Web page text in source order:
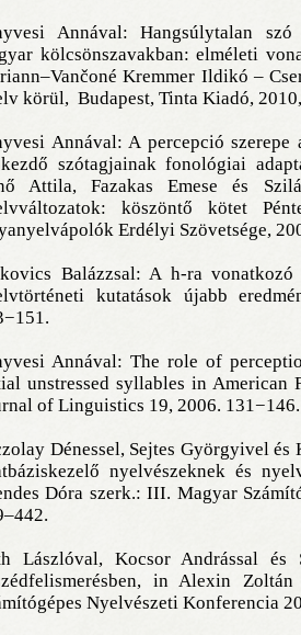
Annával: Hangsúlytalan
kölcsönszavakban: elméleti
Kremmer Ildikó –
körül, Budapest, Tinta Kiadó,
Annával: A percepció
szótagjainak fonológiai
Attila, Fazakas Emese és
köszöntő kötet
Erdélyi Szövetsége,
Balázzsal: A h-ra
kutatások újabb
Annával: The role of
unstressed syllables in American
of Linguistics 19, 2006. 131−146.
Dénessel, Sejtes Györgyivel
nyelvészeknek és
Dóra szerk.: III. Magyar
Lászlóval, Kocsor Andrással és
in Alexin
Nyelvészeti Konferencia